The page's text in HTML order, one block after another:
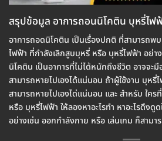
สรุปข้อมูล อาการถอนนิโคติน บุหรี่ไฟฟ้
อาการถอดนิโคติน เป็นเรื่องปกติ ที่สามารถพ
ไฟฟ้า ที่กำลังเลิกสูบบุหรี่ หรือ บุหรี่ไฟฟ้า อย่า
นิโคติน เป็นอาการที่ไม่ได้หนักถึงชีวิต อาจจะ
สามารถหายไปเองได้แน่นอน ถ้าผู้ใช้งาน บุห
สามารถหายไปเองได่แน่นอน และ สำหรับ ใค
หรือ บุหรี่ไฟฟ้า ให้ลองหาอะไรทำ หาอะไรดึงดู
อย่างเช่น ออกกำลังกาย หรือ เล่นเกม ก็สาม